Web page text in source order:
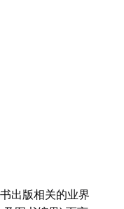
出版相关的业界